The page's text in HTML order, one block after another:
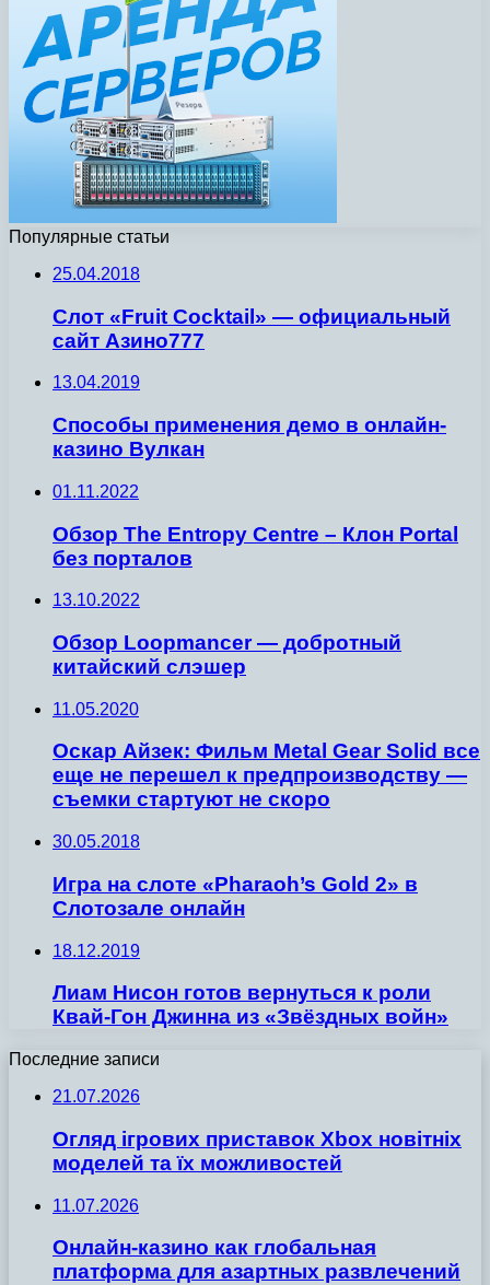
Популярные статьи
25.04.2018
Слот «Fruit Cocktail» — официальный
сайт Азино777
13.04.2019
Способы применения демо в онлайн-
казино Вулкан
01.11.2022
Обзор The Entropy Centre – Клон Portal
без порталов
13.10.2022
Обзор Loopmancer — добротный
китайский слэшер
11.05.2020
Оскар Айзек: Фильм Metal Gear Solid все
еще не перешел к предпроизводству —
съемки стартуют не скоро
30.05.2018
Игра на слоте «Pharaoh’s Gold 2» в
Слотозале онлайн
18.12.2019
Лиам Нисон готов вернуться к роли
Квай-Гон Джинна из «Звёздных войн»
Последние записи
21.07.2026
Огляд ігрових приставок Xbox новітніх
моделей та їх можливостей
11.07.2026
Онлайн-казино как глобальная
платформа для азартных развлечений